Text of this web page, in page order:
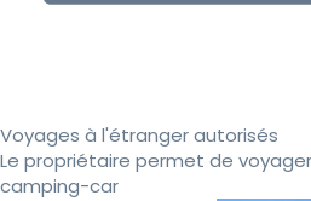
Voyages à l'étranger autorisés
Le propriétaire permet de
camping-car